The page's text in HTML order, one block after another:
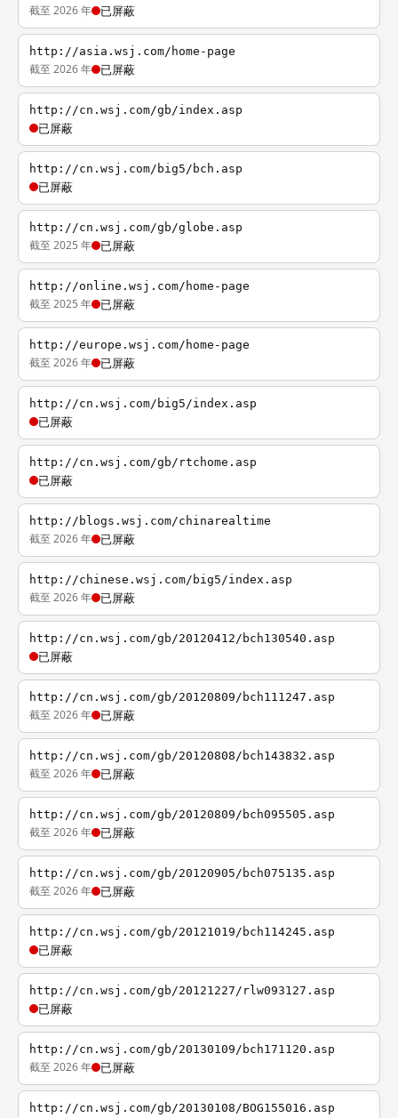
截至 2026 年 已屏蔽
http://asia.wsj.com/home-page
截至 2026 年 已屏蔽
http://cn.wsj.com/gb/index.asp
已屏蔽
http://cn.wsj.com/big5/bch.asp
已屏蔽
http://cn.wsj.com/gb/globe.asp
截至 2025 年 已屏蔽
http://online.wsj.com/home-page
截至 2025 年 已屏蔽
http://europe.wsj.com/home-page
截至 2026 年 已屏蔽
http://cn.wsj.com/big5/index.asp
已屏蔽
http://cn.wsj.com/gb/rtchome.asp
已屏蔽
http://blogs.wsj.com/chinarealtime
截至 2026 年 已屏蔽
http://chinese.wsj.com/big5/index.asp
截至 2026 年 已屏蔽
http://cn.wsj.com/gb/20120412/bch130540.asp
已屏蔽
http://cn.wsj.com/gb/20120809/bch111247.asp
截至 2026 年 已屏蔽
http://cn.wsj.com/gb/20120808/bch143832.asp
截至 2026 年 已屏蔽
http://cn.wsj.com/gb/20120809/bch095505.asp
截至 2026 年 已屏蔽
http://cn.wsj.com/gb/20120905/bch075135.asp
截至 2026 年 已屏蔽
http://cn.wsj.com/gb/20121019/bch114245.asp
已屏蔽
http://cn.wsj.com/gb/20121227/rlw093127.asp
已屏蔽
http://cn.wsj.com/gb/20130109/bch171120.asp
截至 2026 年 已屏蔽
http://cn.wsj.com/gb/20130108/BOG155016.asp